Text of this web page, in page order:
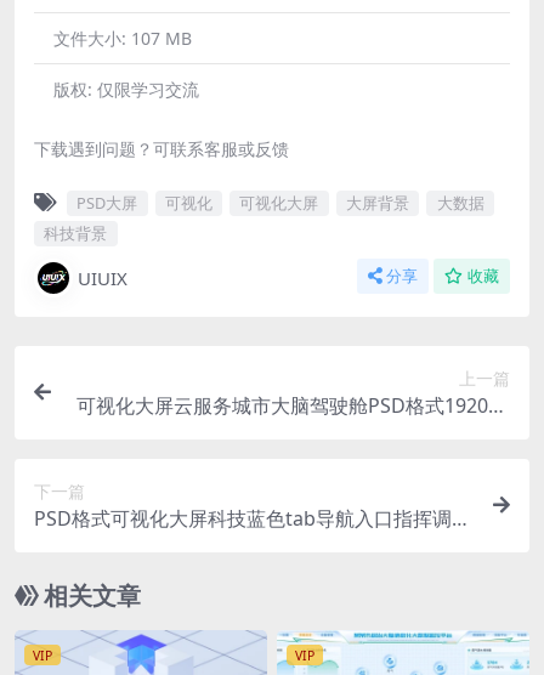
文件大小: 107 MB
版权: 仅限学习交流
下载遇到问题？可联系客服或反馈
PSD大屏 可视化 可视化大屏 大屏背景
大数据
科技背景
UIUIX 分享 收藏
上一篇
可视化大屏云服务城市大脑驾驶舱PSD格式1920X1
下一篇
PSD格式可视化大屏科技蓝色tab导航入口指挥调度
相关文章
VIP VIP